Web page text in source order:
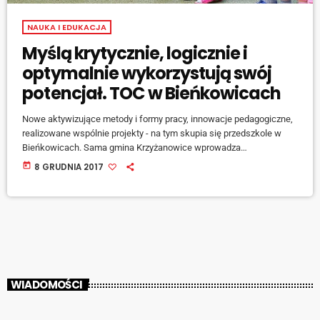
NAUKA I EDUKACJA
Myślą krytycznie, logicznie i
optymalnie wykorzystują swój
potencjał. TOC w Bieńkowicach
Nowe aktywizujące metody i formy pracy, innowacje pedagogiczne,
realizowane wspólnie projekty - na tym skupia się przedszkole w
Bieńkowicach. Sama gmina Krzyżanowice wprowadza
kompleksowo innowacyjne narzędzia myślowe TOC. Barbara
today 8 GRUDNIA 2017
WIADOMOŚCI